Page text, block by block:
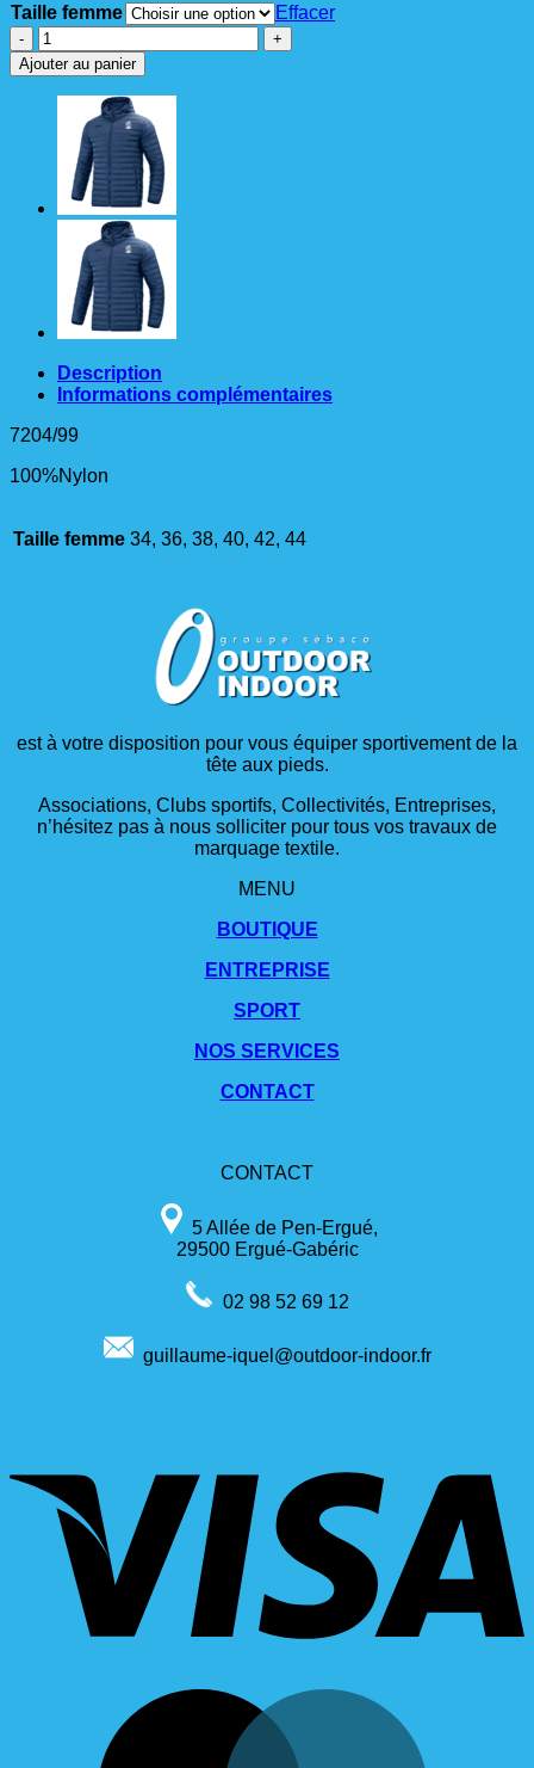
Taille femme
Effacer
quantité
de
DOUDOUNE
STEPP
Femme
Ajouter au panier
Description
Informations complémentaires
7204/99
100%Nylon
Taille femme 34, 36, 38, 40, 42, 44
est à votre disposition pour vous équiper sportivement de la
tête aux pieds.
Associations, Clubs sportifs, Collectivités, Entreprises,
n’hésitez pas à nous solliciter pour tous vos travaux de
marquage textile.
MENU
BOUTIQUE
ENTREPRISE
SPORT
NOS SERVICES
CONTACT
CONTACT
5 Allée de Pen-Ergué,
29500 Ergué-Gabéric
02 98 52 69 12
guillaume-iquel@outdoor-indoor.fr